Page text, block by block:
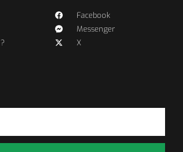
Facebook
Messenger
X